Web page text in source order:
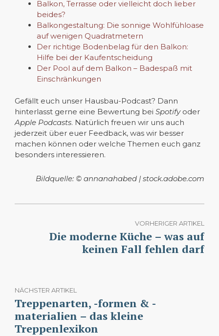
Balkon, Terrasse oder vielleicht doch lieber
beides?
Balkongestaltung: Die sonnige Wohlfühloase
auf wenigen Quadratmetern
Der richtige Bodenbelag für den Balkon:
Hilfe bei der Kaufentscheidung
Der Pool auf dem Balkon – Badespaß mit
Einschränkungen
Gefällt euch unser Hausbau-Podcast? Dann
hinterlasst gerne eine Bewertung bei Spotifyoder
Apple Podcasts. Natürlich freuen wir uns auch
jederzeit über euer Feedback, was wir besser
machen können oder welche Themen euch ganz
besonders interessieren.
Bildquelle: © annanahabed | stock.adobe.com
VORHERIGER ARTIKEL
Die moderne Küche – was auf
keinen Fall fehlen darf
NÄCHSTER ARTIKEL
Treppenarten, -formen & -
materialien – das kleine
Treppenlexikon